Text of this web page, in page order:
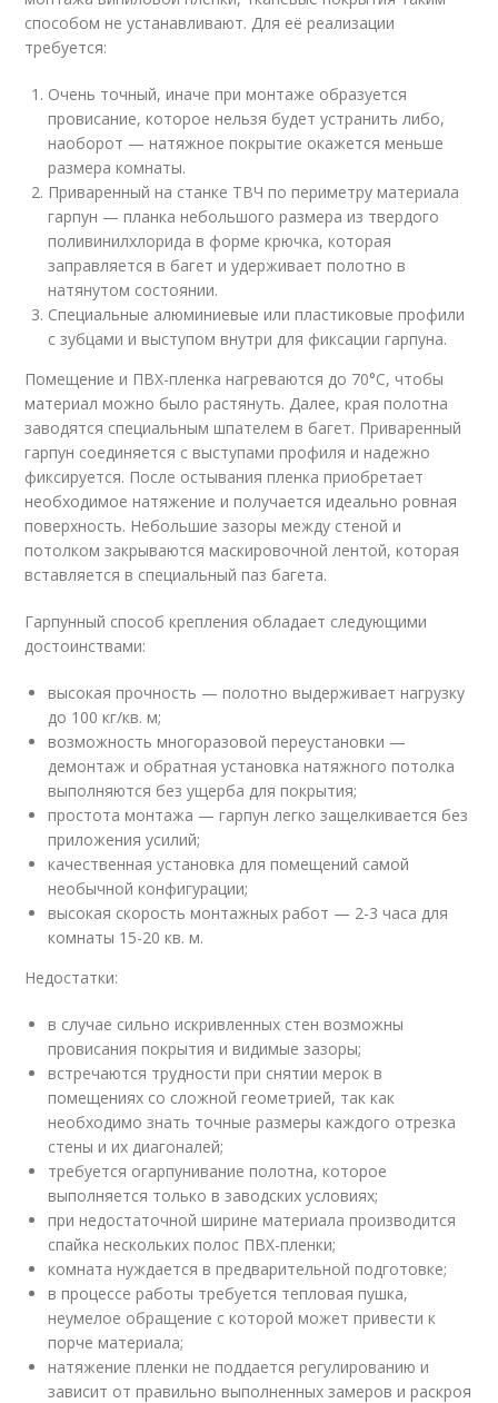
способом не устанавливают. Для её реализации
требуется:
Очень точный, иначе при монтаже образуется
провисание, которое нельзя будет устранить либо,
наоборот — натяжное покрытие окажется меньше
размера комнаты.
Приваренный на станке ТВЧ по периметру материала
гарпун — планка небольшого размера из твердого
поливинилхлорида в форме крючка, которая
заправляется в багет и удерживает полотно в
натянутом состоянии.
Специальные алюминиевые или пластиковые профили
с зубцами и выступом внутри для фиксации гарпуна.
Помещение и ПВХ-пленка нагреваются до 70°C, чтобы
материал можно было растянуть. Далее, края полотна
заводятся специальным шпателем в багет. Приваренный
гарпун соединяется с выступами профиля и надежно
фиксируется. После остывания пленка приобретает
необходимое натяжение и получается идеально ровная
поверхность. Небольшие зазоры между стеной и
потолком закрываются маскировочной лентой, которая
вставляется в специальный паз багета.
Гарпунный способ крепления обладает следующими
достоинствами:
высокая прочность — полотно выдерживает нагрузку
до 100 кг/кв. м;
возможность многоразовой переустановки —
демонтаж и обратная установка натяжного потолка
выполняются без ущерба для покрытия;
простота монтажа — гарпун легко защелкивается без
приложения усилий;
качественная установка для помещений самой
необычной конфигурации;
высокая скорость монтажных работ — 2-3 часа для
комнаты 15-20 кв. м.
Недостатки:
в случае сильно искривленных стен возможны
провисания покрытия и видимые зазоры;
встречаются трудности при снятии мерок в
помещениях со сложной геометрией, так как
необходимо знать точные размеры каждого отрезка
стены и их диагоналей;
требуется огарпунивание полотна, которое
выполняется только в заводских условиях;
при недостаточной ширине материала производится
спайка нескольких полос ПВХ-пленки;
комната нуждается в предварительной подготовке;
в процессе работы требуется тепловая пушка,
неумелое обращение с которой может привести к
порче материала;
натяжение пленки не поддается регулированию и
зависит от правильно выполненных замеров и раскроя